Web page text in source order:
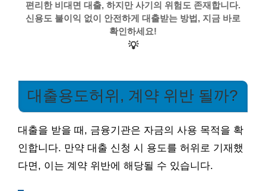
편리한 비대면 대출, 하지만 사기의 위험도 존재합니다.
신용도 불이익 없이 안전하게 대출받는 방법, 지금 바로
확인하세요!
💡
대출용도허위, 계약 위반 될까?
대출을 받을 때, 금융기관은 자금의 사용 목적을 확
인합니다. 만약 대출 신청 시 용도를 허위로 기재했
다면, 이는 계약 위반에 해당될 수 있습니다.